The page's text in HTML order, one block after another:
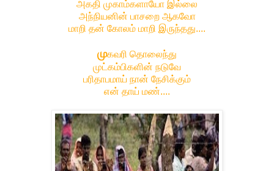
அகதி முகாம்களாயோ இல்லை
அந்நியனின் பாசறை ஆகவோ
மாறி தன் கோலம் மாறி இருந்தது....
முகவரி தொலைந்து
முட்கம்பிகளின் நடுவே
பரிதாபமாய் நான் நேசிக்கும்
என் தாய் மண்....